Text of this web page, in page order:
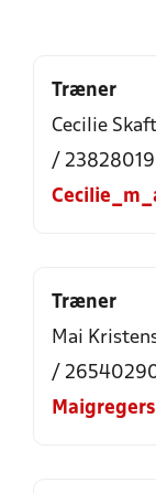
Træner
Cecilie
/ 23828019
Træner
Mai
/